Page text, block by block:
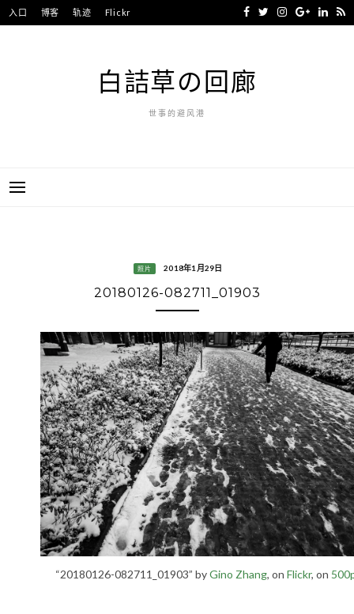
Skip
to
入口 博客 轨迹 Flickr
白詰草の回廊
世事的避风港
照片 2018年1月29日
20180126-082711_01903
“20180126-082711_01903” byGino Zhang, on Flickr, on